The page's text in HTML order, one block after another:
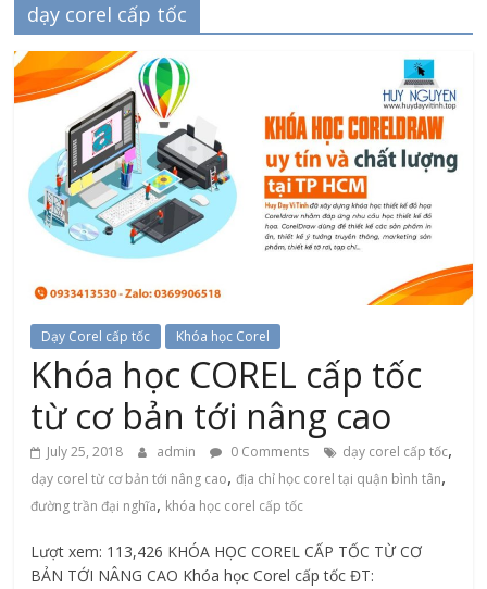
dạy corel cấp tốc
Dạy Corel cấp tốc Khóa học Corel
Khóa học COREL cấp tốc
từ cơ bản tới nâng cao
July 25, 2018 admin 0 Comments dạy corel cấp tốc,
dạy corel từ cơ bản tới nâng cao,địa chỉ học corel tại quận bình tân,
đường trần đại nghĩa, khóa học corel cấp tốc
Lượt xem: 113,426 KHÓA HỌC COREL CẤP TỐC TỪ CƠ
BẢN TỚI NÂNG CAO Khóa học Corel cấp tốc ĐT: